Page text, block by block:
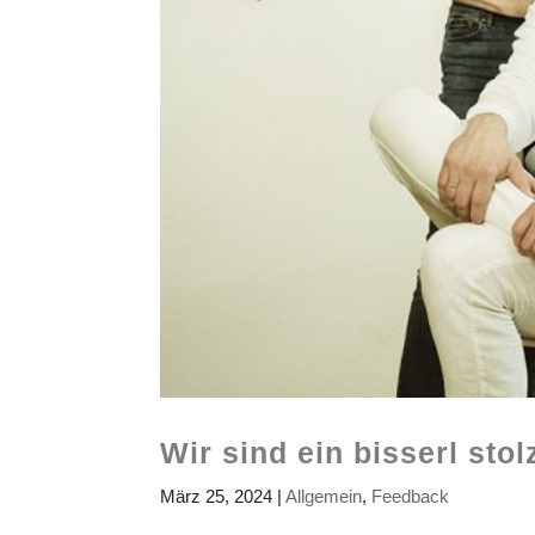
Wir sind ein bisserl
März 25, 2024 |Allgemein, Feedback